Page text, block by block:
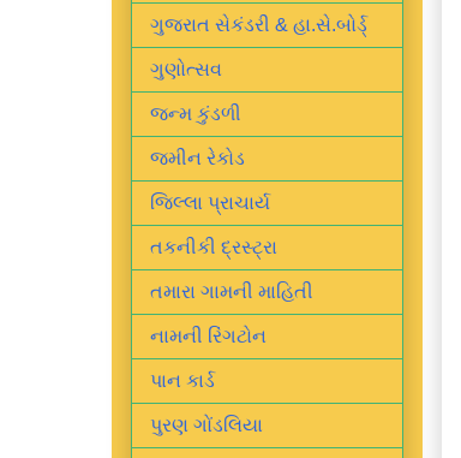
ગુજરાત સેકંડરી & હા.સે.બોર્ડ્
ગુણોત્સવ
જન્મ કુંડળી
જમીન રેકોડ
જિલ્લા પ્રાચાર્ય
તકનીકી દ્રસ્ટ્રા
તમારા ગામની માહિતી
નામની રિંગટોન
પાન કાર્ડ
પુરણ ગોંડલિયા